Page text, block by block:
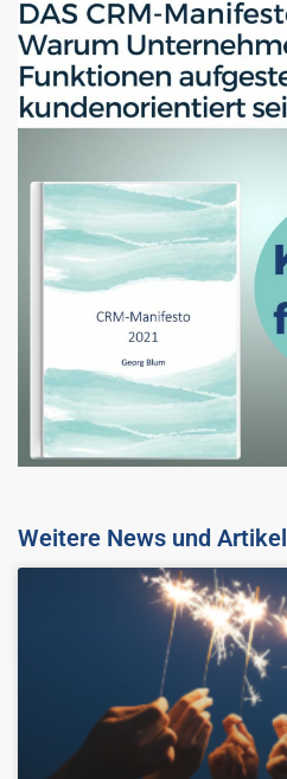
Weitere News und Artikel